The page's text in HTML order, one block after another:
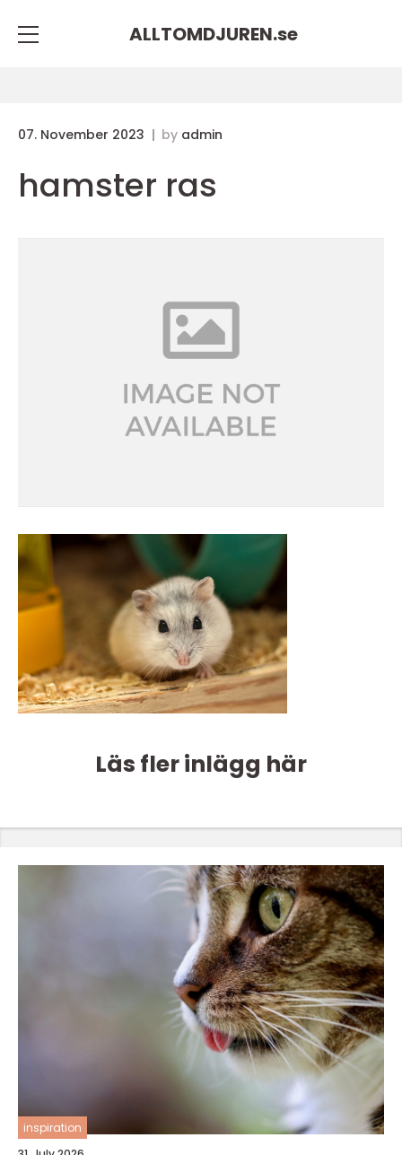
ALLTOMDJUREN.se
07. November 2023 by admin
hamster ras
Läs fler inlägg här
inspiration